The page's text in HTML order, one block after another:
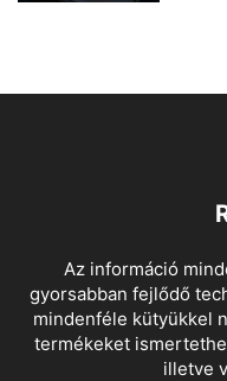
Az információ
gyorsabban fejlődő
mindenféle kütyükkel
termékeket
illetve